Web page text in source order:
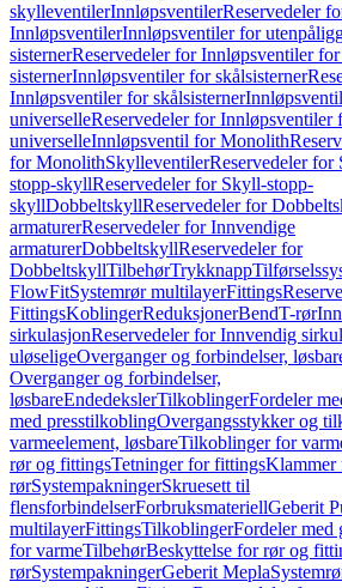
skylleventilerInnløpsventilerReservedeler
InnløpsventilerInnløpsventiler for
sisternerReservedeler for Innløpsventiler
sisternerInnløpsventiler for skålsisterner
Innløpsventiler for skålsisterner
universelleReservedeler for Innløpsventiler
universelleInnløpsventil for Monolith
for MonolithSkylleventilerReservedeler for
stopp-skyllReservedeler for Skyll-stopp-
skyllDobbeltskyllReservedeler for
armaturerReservedeler for Innvendige
armaturerDobbeltskyllReservedeler for
DobbeltskyllTilbehørTrykknapp
FlowFitSystemrør multilayerFittings
FittingsKoblingerReduksjonerBendT-rør
sirkulasjonReservedeler for Innvendig
uløseligeOverganger og forbindelser,
Overganger og forbindelser,
løsbareEndedekslerTilkoblingerFordeler
med presstilkoblingOvergangsstykker og
varmeelement, løsbareTilkoblinger for
rør og fittingsTetninger for fittingsKlammer
rørSystempakningerSkruesett til
flensforbindelserForbruksmateriellGeberit
multilayerFittingsTilkoblingerFordeler med
for varmeTilbehørBeskyttelse for rør og
rørSystempakningerGeberit Mepla